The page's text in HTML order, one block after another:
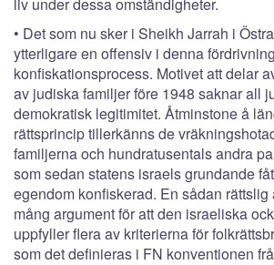
• Det som nu sker i Sheikh Jarrah i
ytterligare en offensiv i denna
konfiskationsprocess. Motivet att delar
av judiska familjer före 1948 saknar all
demokratisk legitimitet. Åtminstone å
rättsprincip tillerkänns de
familjerna och hundratusentals andra
som sedan statens israels grundande
egendom konfiskerad. En sådan rättslig
mång argument för att den israeliska
uppfyller flera av kriterierna för
som det definieras i FN konventionen